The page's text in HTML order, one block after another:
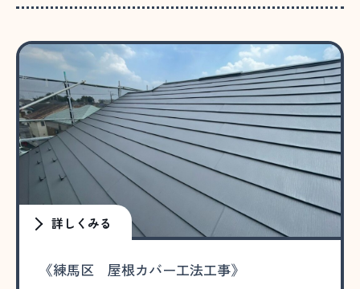
《練馬区 屋根カバー工法工事》
詳しくみる